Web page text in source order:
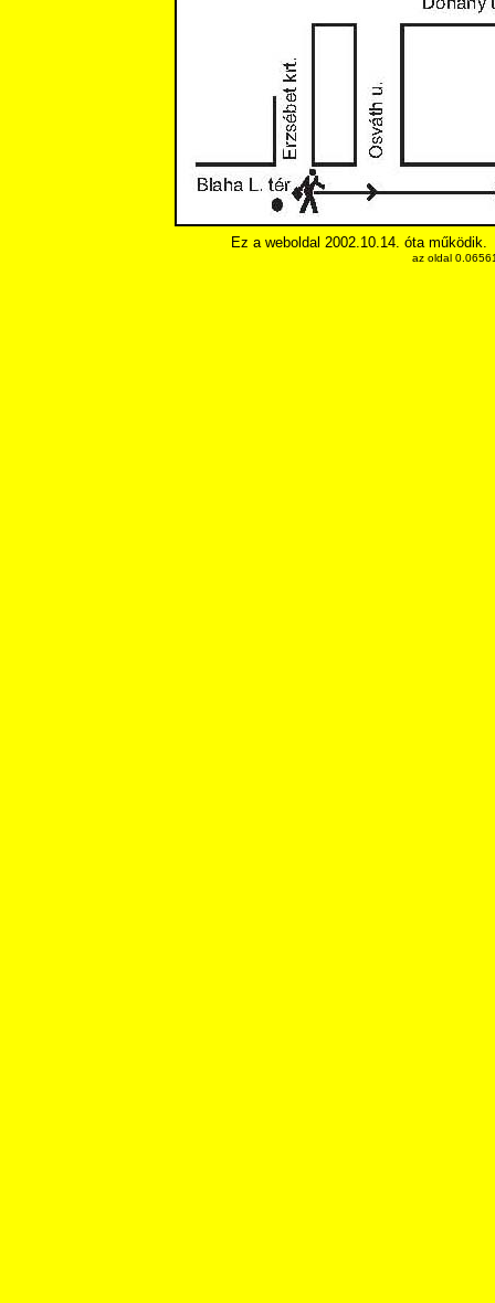
Ez a weboldal 2002.10.14. óta működik.
az oldal